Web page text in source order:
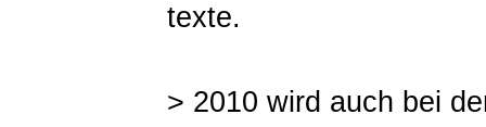
texte.
> 2010 wird auch bei